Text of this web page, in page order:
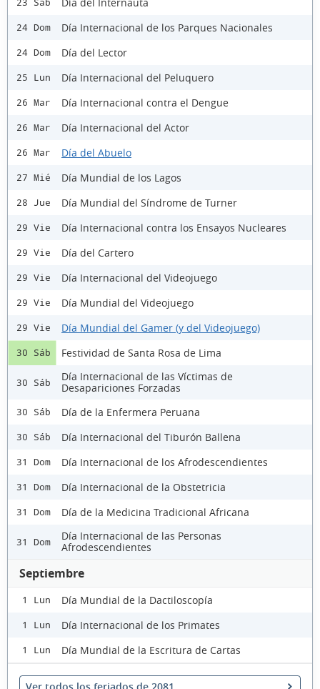
23 Sáb
24 Dom Día Internacional de los Parques Nacionales
24 Dom Día del Lector
25 Lun Día Internacional del Peluquero
26 Mar Día Internacional contra el Dengue
26 Mar Día Internacional del Actor
26 Mar Día del Abuelo
27 Mié Día Mundial de los Lagos
28 Jue Día Mundial del Síndrome de Turner
29 Vie Día Internacional contra los Ensayos Nucleares
29 Vie Día del Cartero
29 Vie Día Internacional del Videojuego
29 Vie Día Mundial del Videojuego
29 Vie Día Mundial del Gamer (y del Videojuego)
30 Sáb Festividad de Santa Rosa de Lima
30 Sáb
Día Internacional de las Víctimas de
Desapariciones Forzadas
30 Sáb Día de la Enfermera Peruana
30 Sáb Día Internacional del Tiburón Ballena
31 Dom Día Internacional de los Afrodescendientes
31 Dom Día Internacional de la Obstetricia
31 Dom Día de la Medicina Tradicional Africana
31 Dom
Día Internacional de las Personas
Afrodescendientes
Septiembre
1 Lun Día Mundial de la Dactiloscopía
1 Lun Día Internacional de los Primates
1 Lun Día Mundial de la Escritura de Cartas